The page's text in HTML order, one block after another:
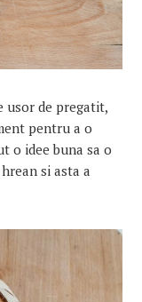
usor de pregatit,
pentru a o
o idee buna sa o
si asta a